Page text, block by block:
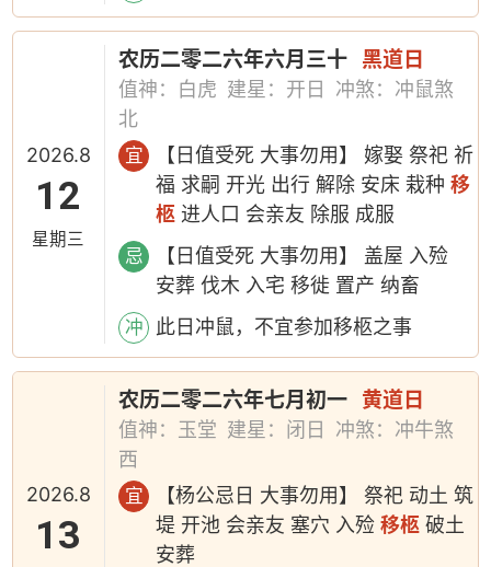
2026.8
12
星期三
农历二零二六年六月三十 黑道日
值神：白虎 建星：开日
冲煞：冲鼠煞
北
宜
【日值受死 大事勿用】 嫁娶 祭祀 祈
福 求嗣 开光 出行 解除 安床 栽种移
柩 进人口 会亲友 除服 成服
忌
【日值受死 大事勿用】 盖屋 入殓
安葬 伐木 入宅 移徙 置产 纳畜
冲 此日冲鼠，不宜参加移柩之事
2026.8
13
农历二零二六年七月初一 黄道日
值神：玉堂 建星：闭日
冲煞：冲牛煞
西
宜
【杨公忌日 大事勿用】 祭祀 动土 筑
堤 开池 会亲友 塞穴 入殓移柩 破土
安葬